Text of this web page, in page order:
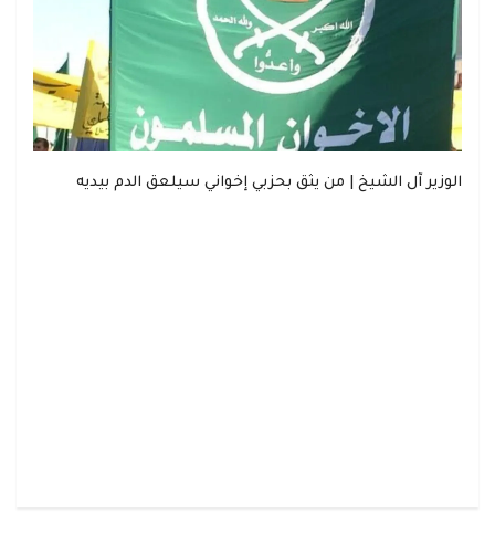
الوزير آل الشيخ | من يثق بحزبي إخواني سيلعق الدم بيديه